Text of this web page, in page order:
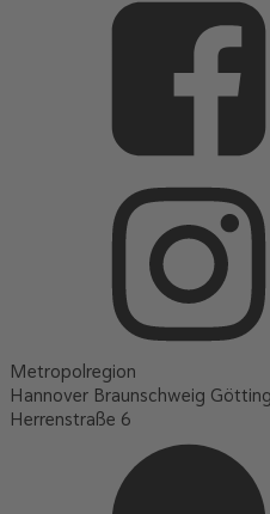
Metropolregion
Hannover Braunschweig
Herrenstraße 6